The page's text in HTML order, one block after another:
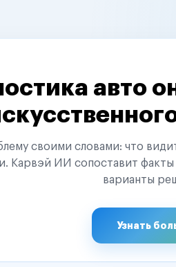
авто
своими словами: что
Карвэй ИИ сопоставит
варианты
Узнать